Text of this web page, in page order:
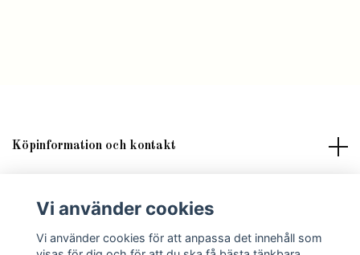
Köpinformation och kontakt
Sociala medier
Vi använder cookies
Vi använder cookies för att anpassa det innehåll som